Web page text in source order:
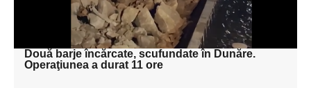
subtitluAdaugă aici
textul pentru subti
Două barje încărcate, scufundate în Dunăre.
Operaţiunea a durat 11 ore